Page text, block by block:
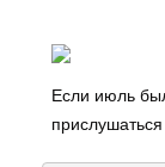
Если июль
прислушаться